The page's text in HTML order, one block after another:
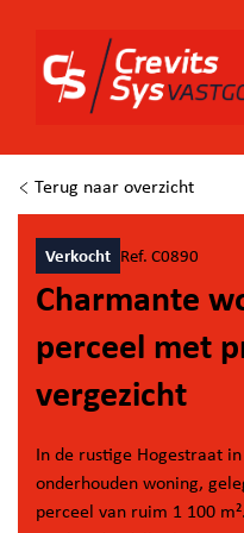
Terug naar overzicht
Verkocht Ref. C0890
Charmante
perceel met
vergezicht
In de rustige Hogestraat
onderhouden woning,
perceel van ruim 1 100 m².